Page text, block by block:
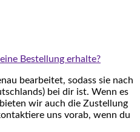
Bestellung erhalte?
bearbeitet, sodass sie nach
bei dir ist. Wenn es
wir auch die Zustellung
uns vorab, wenn du